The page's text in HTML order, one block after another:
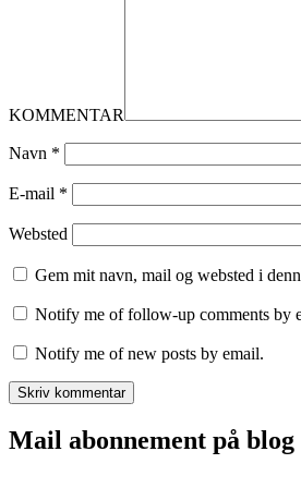
KOMMENTAR
Navn *
E-mail *
Websted
Gem mit navn, mail og websted i
Notify me of follow-up comments by
Notify me of new posts by email.
Mail abonnement på blog